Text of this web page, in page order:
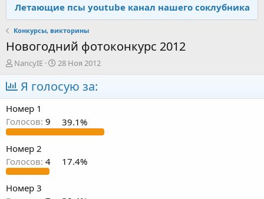
Летающие псы youtube канал нашего соклубника
Конкурсы, викторины
Новогодний фотоконкурс 2012
А
в
т
о
р
т
е
м
ы
NancyIE
Д
а
т
а
ч
а
28 Ноя 2012
Я голосую за:
Номер 1
Голосов: 9 39.1%
Номер 2
Голосов: 4 17.4%
Номер 3